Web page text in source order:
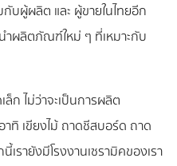
บผู้ผลิต และ ผู้ขายในไทยอีก
ำผลิตภัณฑ์ใหม่ ๆ ที่เหมาะกับ
ก ไม่ว่าจะเป็นการผลิต
เขียงไม้ ถาดชีสบอร์ด ถาด
รายังมีโรงงานเซรามิคของเรา